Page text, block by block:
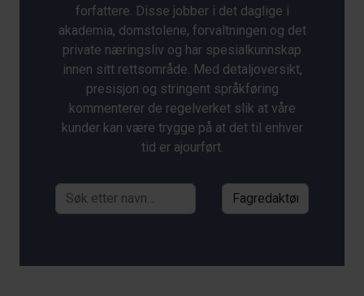
forfattere. Disse jobber i det daglige i
akademia, domstolene, forvaltningen og det
private næringsliv og har spesialkunnskap
innen sitt rettsområde. Med detaljoversikt,
presisjon og stringent språkføring
kommenterer de regelverket slik at våre
kunder kan være trygge på at det til enhver
tid er ajourført.